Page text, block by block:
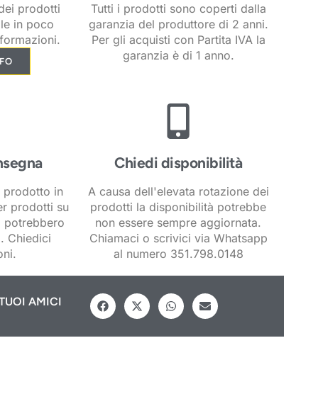
prodotti
in poco
Tutti i prodotti sono coperti dalla
garanzia del produttore di 2 anni.
Per gli acquisti con Partita IVA la
garanzia è di 1 anno.
prodotto in
prodotti su
potrebbero
Chiedici
Chiedi disponibilità
A causa dell'elevata rotazione dei
prodotti la disponibilità potrebbe
non essere sempre aggiornata.
Chiamaci o scrivici via Whatsapp
al numero 351.798.0148
AMICI